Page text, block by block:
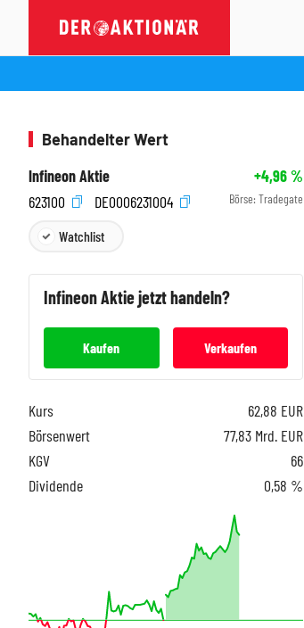
Behandelter Wert
Infineon Aktie
+4,96%
623100
DE0006231004 Börse: Tradegate
Watchlist
InfineonAktie jetzt handeln?
Kaufen Verkaufen
Kurs 62,88 EUR
Börsenwert
77,83 Mrd. EUR
KGV
66
Dividende
0,58 %